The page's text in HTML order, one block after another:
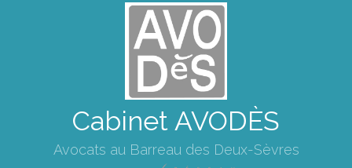
Cabinet AVODÈS
Avocats au Barreau des Deux-Sèvres